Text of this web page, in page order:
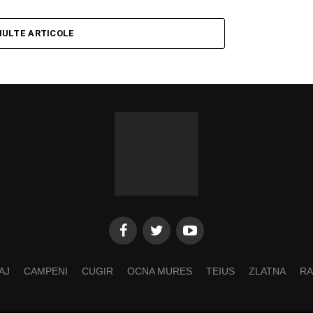
ARTICOLE
CAMPENI CUGIR OCNA MURES TEIUS ZLATNA